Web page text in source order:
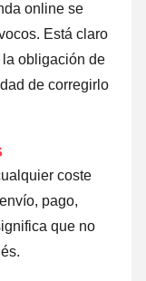
online se
Está claro
la obligación de
de corregirlo
coste
pago,
que no